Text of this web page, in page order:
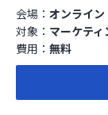
会場： オンライン
対象： マーケテ
費用： 無料